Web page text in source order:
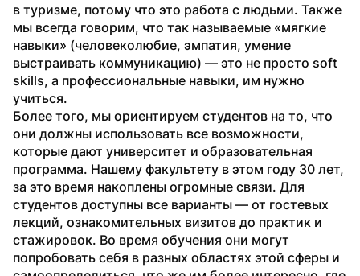
в туризме, потому что это работа с людьми. Также
мы всегда говорим, что так называемые «мягкие
навыки» (человеколюбие, эмпатия, умение
выстраивать коммуникацию) — это не просто soft
skills, а профессиональные навыки, им нужно
учиться.
Более того, мы ориентируем студентов на то, что
они должны использовать все возможности,
которые дают университет и образовательная
программа. Нашему факультету в этом году 30 лет,
за это время накоплены огромные связи. Для
студентов доступны все варианты — от гостевых
лекций, ознакомительных визитов до практик и
стажировок. Во время обучения они могут
попробовать себя в разных областях этой сферы и